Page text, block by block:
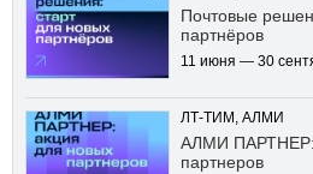
Почтовые
партнёров
11 июня — 30
ЛТ-ТИМ, АЛМИ
АЛМИ ПАРТНЕР:
партнеров